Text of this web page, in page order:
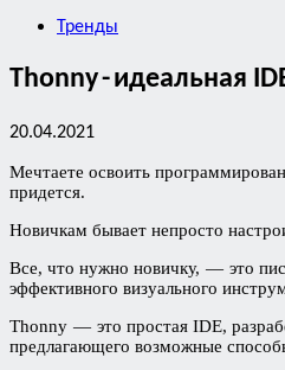
Тренды
Thonny - идеальная
20.04.2021
Мечтаете освоить
придется.
Новичкам бывает непросто
Все, что нужно новичку, — это
эффективного визуального
Thonny — это простая IDE,
предлагающего возможные